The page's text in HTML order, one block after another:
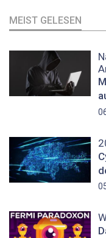
MEIST GELESEN